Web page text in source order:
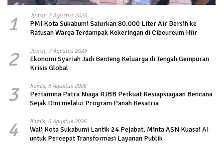
1 Jumat, 7 Agustus 2026
PMI Kota Sukabumi Salurkan 80.000 Liter Air Bersih ke
Ratusan Warga Terdampak Kekeringan di Cibeureum Hiir
2 Jumat, 7 Agustus 2026
Ekonomi Syariah Jadi Benteng Keluarga di Tengah Gempuran
Krisis Global
3 Kamis, 6 Agustus 2026
Pertamina Patra Niaga RJBB Perkuat Kesiapsiagaan Bencana
Sejak Dini melalui Program Panah Kesatria
4 Kamis, 6 Agustus 2026
Wali Kota Sukabumi Lantik 24 Pejabat, Minta ASN Kuasai AI
untuk Percepat Transformasi Layanan Publik